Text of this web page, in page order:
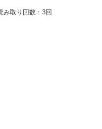
み取り回数： 3回